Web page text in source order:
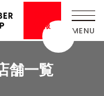
情報
舗一覧